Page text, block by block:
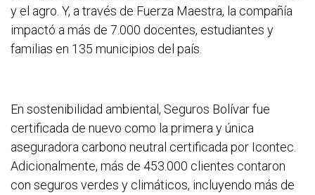
y el agro. Y, a través de Fuerza Maestra, la compañía
impactó a más de 7.000 docentes, estudiantes y
familias en 135 municipios del país.
En sostenibilidad ambiental, Seguros Bolívar fue
certificada de nuevo como la primera y única
aseguradora carbono neutral certificada por Icontec.
Adicionalmente, más de 453.000 clientes contaron
con seguros verdes y climáticos, incluyendo más de